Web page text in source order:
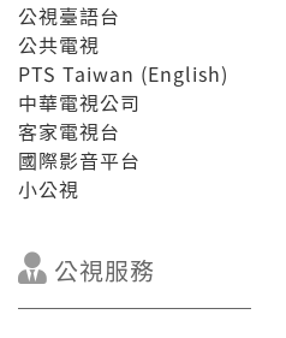
公視臺語台
公共電視
PTS Taiwan (English)
中華電視公司
客家電視台
國際影音平台
小公視
公視服務